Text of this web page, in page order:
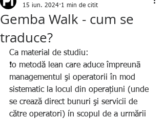
Gemba Walk - cum se
traduce?
15 iun. 2024 1 min de citit
Ca material de studiu:
❗️o metodă lean care aduce împreunā
managementul şi operatorii în mod
sistematic la locul din operațiuni (unde
se crează direct bunuri şi servicii de
către operatori) ín scopul de a urmării